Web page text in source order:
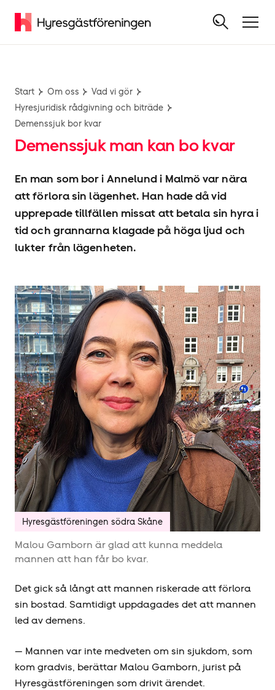
Start Om oss
Vad vi gör
Hyresjuridisk rådgivning och biträde
Demenssjuk bor kvar
Demenssjuk man kan bo kvar
En man som bor i Annelund i Malmö var nära
att förlora sin lägenhet. Han hade då vid
upprepade tillfällen missat att betala sin hyra i
tid och grannarna klagade på höga ljud och
lukter från lägenheten.
Hyresgäst­föreningen södra Skåne
Malou Gamborn är glad att kunna meddela
mannen att han får bo kvar.
Det gick så långt att mannen riskerade att förlora
sin bostad. Samtidigt uppdagades det att mannen
led av demens.
— Mannen var inte medveten om sin sjukdom, som
kom gradvis, berättar Malou Gamborn, jurist på
Hyresgäst­föreningen som drivit ärendet.